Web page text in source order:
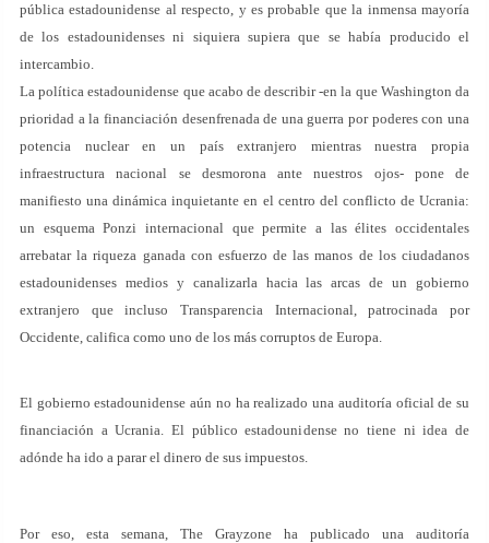
pública estadounidense al respecto, y es probable que la inmensa mayoría
de los estadounidenses ni siquiera supiera que se había producido el
intercambio.
La política estadounidense que acabo de describir -en la que Washington da
prioridad a la financiación desenfrenada de una guerra por poderes con una
potencia nuclear en un país extranjero mientras nuestra propia
infraestructura nacional se desmorona ante nuestros ojos- pone de
manifiesto una dinámica inquietante en el centro del conflicto de Ucrania:
un esquema Ponzi internacional que permite a las élites occidentales
arrebatar la riqueza ganada con esfuerzo de las manos de los ciudadanos
estadounidenses medios y canalizarla hacia las arcas de un gobierno
extranjero que incluso Transparencia Internacional, patrocinada por
Occidente, califica como uno de los más corruptos de Europa.
El gobierno estadounidense aún no ha realizado una auditoría oficial de su
financiación a Ucrania. El público estadounidense no tiene ni idea de
adónde ha ido a parar el dinero de sus impuestos.
Por eso, esta semana, The Grayzone ha publicado una auditoría